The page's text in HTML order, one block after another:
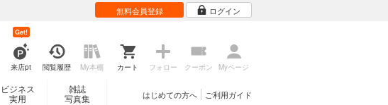
無料会員登録 ログイン
来店pt
Get!
閲覧履歴 My本棚 カート フォロー クーポン Myページ
ビジネス
実用
雑誌
写真集
ご利用ガイド
はじめての方へ